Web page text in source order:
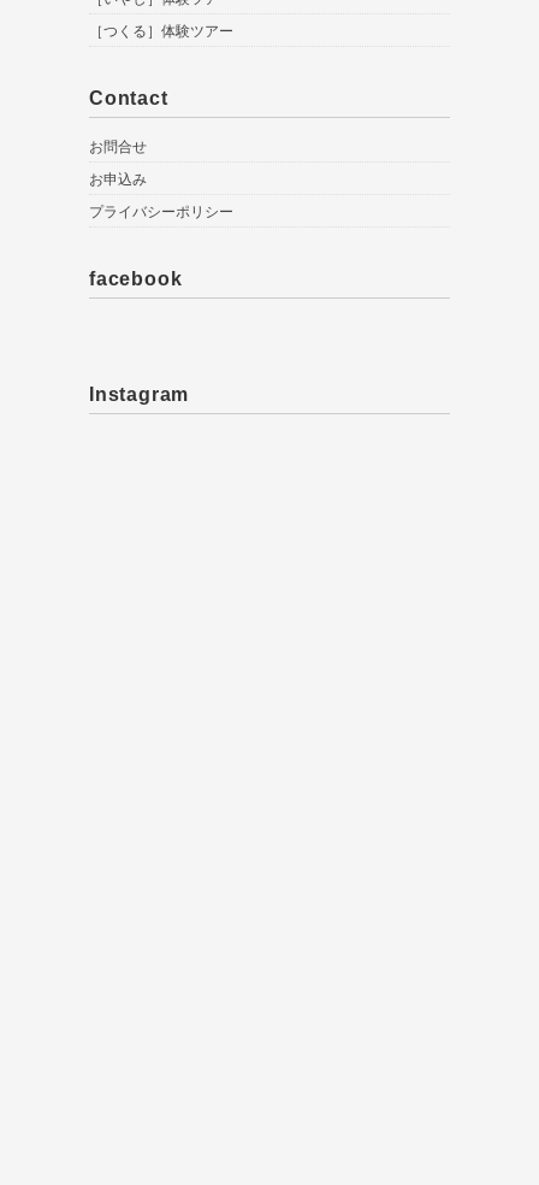
［つくる］体験ツアー
Contact
お問合せ
お申込み
プライバシーポリシー
facebook
Instagram